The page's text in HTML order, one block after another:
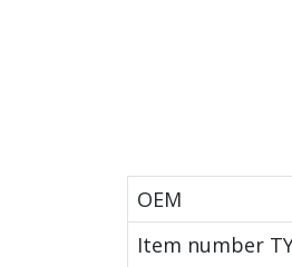
OEM
Item number